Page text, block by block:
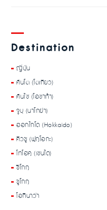
Destination
ญี่ปุ่น
คันโต (โตเกียว)
คันไซ (โอซาก้า)
จูบุ (นาโกย่า)
ฮอกไกโด (Hokkaido)
คิวชู (ฟุกุโอกะ)
โทโฮคุ (เซนได)
ชิโกกุ
ชูโกกุ
โอกินาว่า